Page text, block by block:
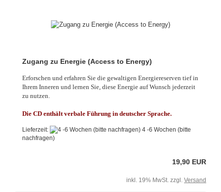
Zugang zu Energie (Access to Energy)
Erforschen und erfahren Sie die gewaltigen Energiereserven tief in
Ihrem Inneren und lernen Sie, diese Energie auf Wunsch jederzeit
zu nutzen.
Die CD enthält verbale Führung in deutscher Sprache.
Lieferzeit:
4 -6 Wochen (bitte
nachfragen)
19,90 EUR
inkl. 19% MwSt. zzgl. Versand